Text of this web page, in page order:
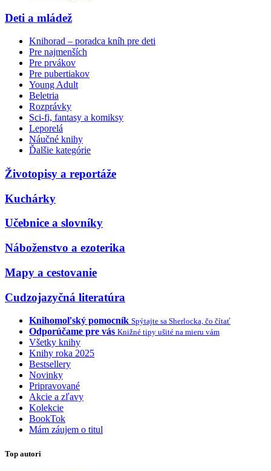
Deti a mládež
Knihorad – poradca kníh pre deti
Pre najmenších
Pre prvákov
Pre pubertiakov
Young Adult
Beletria
Rozprávky
Sci-fi, fantasy a komiksy
Leporelá
Náučné knihy
Ďalšie kategórie
Životopisy a reportáže
Kuchárky
Učebnice a slovníky
Náboženstvo a ezoterika
Mapy a cestovanie
Cudzojazyčná literatúra
Knihomoľský pomocník Spýtajte sa Sherlocka, čo čítať
Odporúčame pre vás Knižné tipy ušité na mieru vám
Všetky knihy
Knihy roka 2025
Bestsellery
Novinky
Pripravované
Akcie a zľavy
Kolekcie
BookTok
Mám záujem o titul
Top autori